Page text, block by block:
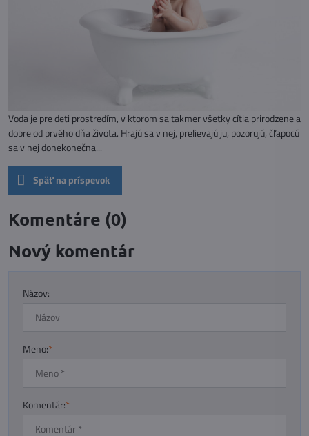
Voda je pre deti prostredím, v ktorom sa takmer všetky cítia prirodzene a
dobre od prvého dňa života. Hrajú sa v nej, prelievajú ju, pozorujú, čľapocú
sa v nej donekonečna...
Späť na príspevok
Komentáre (0)
Nový komentár
Názov:
Meno:*
Komentár:*